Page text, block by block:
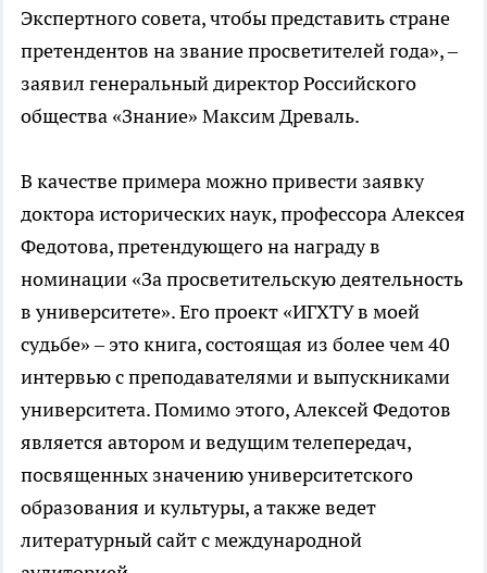
Экспертного совета, чтобы представить стране
претендентов на звание просветителей года», –
заявил генеральный директор Российского
общества «Знание» Максим Древаль.
В качестве примера можно привести заявку
доктора исторических наук, профессора Алексея
Федотова, претендующего на награду в
номинации «За просветительскую деятельность
в университете». Его проект «ИГХТУ в моей
судьбе» – это книга, состоящая из более чем 40
интервью с преподавателями и выпускниками
университета. Помимо этого, Алексей Федотов
является автором и ведущим телепередач,
посвященных значению университетского
образования и культуры, а также ведет
литературный сайт с международной